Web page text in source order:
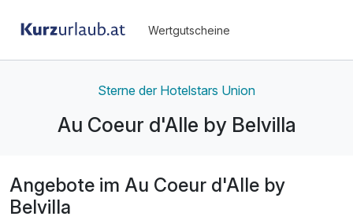
Wertgutscheine
Sterne der Hotelstars Union
Au Coeur d'Alle by Belvilla
Angebote im Au Coeur d'Alle by
Belvilla